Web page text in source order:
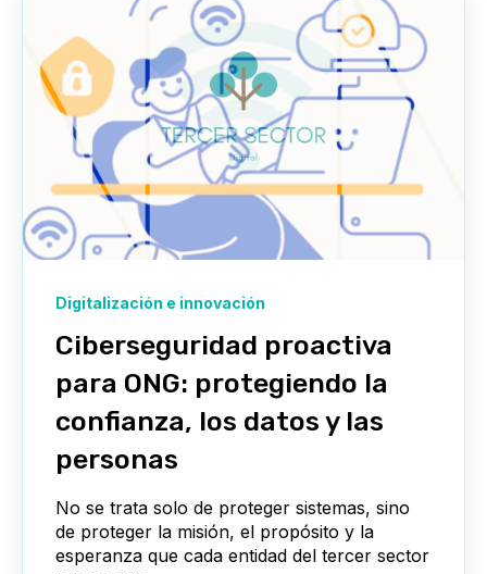
Digitalización e innovación
Ciberseguridad proactiva
para ONG: protegiendo la
confianza, los datos y las
personas
No se trata solo de proteger sistemas, sino
de proteger la misión, el propósito y la
esperanza que cada entidad del tercer sector